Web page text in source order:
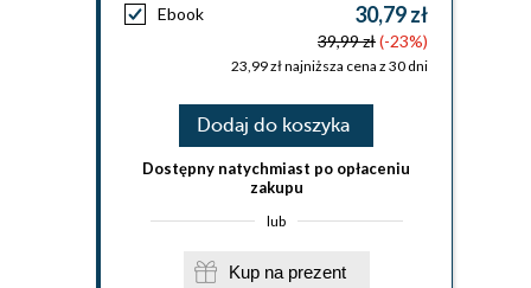
Ebook 30,79 zł
39,99 zł(-23%)
23,99 zł najniższa cena z 30 dni
Dodaj do koszyka
Dostępny natychmiast po opłaceniu
zakupu
lub
Kup na prezent